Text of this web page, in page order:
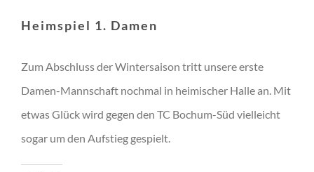
Heimspiel 1. Damen
Zum Abschluss der Wintersaison tritt unsere erste
Damen-Mannschaft nochmal in heimischer Halle an. Mit
etwas Glück wird gegen den TC Bochum-Süd vielleicht
sogar um den Aufstieg gespielt.